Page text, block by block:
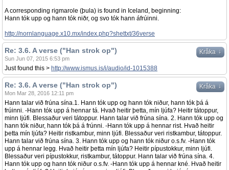
A corresponding rigmarole (þula) is found in Iceland, beginning:
Hann tók upp og hann tók niðr, og svo tók hann áfrúinni.
http://nornlanguage.x10.mx/index.php?shettxt/36verse
Kråka ↓
Re: 3.6. A verse ("Han strok op")
Sun Jun 07, 2015 6:53 pm
Just found this > http://www.ismus.is/i/audio/id-1015388
Kråka ↓
Re: 3.6. A verse ("Han strok op")
Mon Mar 28, 2016 12:11 pm
Hann talar við frúna sína.1. Hann tók upp og hann tók niður, hann tók þá á
frúinni. -Hann tók upp á hennar tá. Hvað heitir þetta, mín ljúfa? Heitir tátoppur,
minn ljúfi. Blessaður veri tátoppur. Hann talar við frúna sína. 2. Hann tók upp og
hann tók niður, hann tók þá á frúnni. -Hann tók upp á hennar rist. Hvað heitir
þetta mín ljúfa? Heitir ristkambur, minn ljúfi. Blessaður veri ristkambur, tátoppur.
Hann talar við frúna sína. 3. Hann tók upp og hann tók niður o.s.fv. -Hann tók
upp á hennar legg. Hvað heitir þetta mín ljúfa? Heitir pípustokkur, minn ljúfi.
Blessaður veri pípustokkur, ristkambur, tátoppur. Hann talar við frúna sína. 4.
Hann tók upp og hann tók niður o.s.fv. -Hann tók upp á hennar kné. Hvað heitir